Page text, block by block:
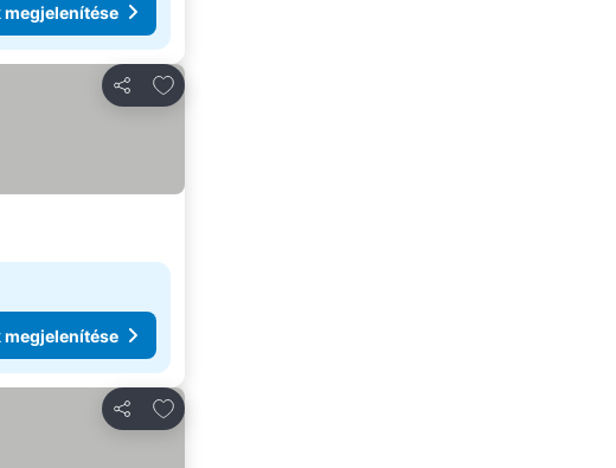
megjelenítése
Megosztás
Hozzáadás a kedvencekhez
megjelenítése
Megosztás
Hozzáadás a kedvencekhez